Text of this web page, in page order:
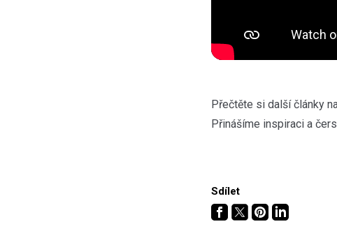
Přečtěte si další články
Přinášíme inspiraci a
Sdílet